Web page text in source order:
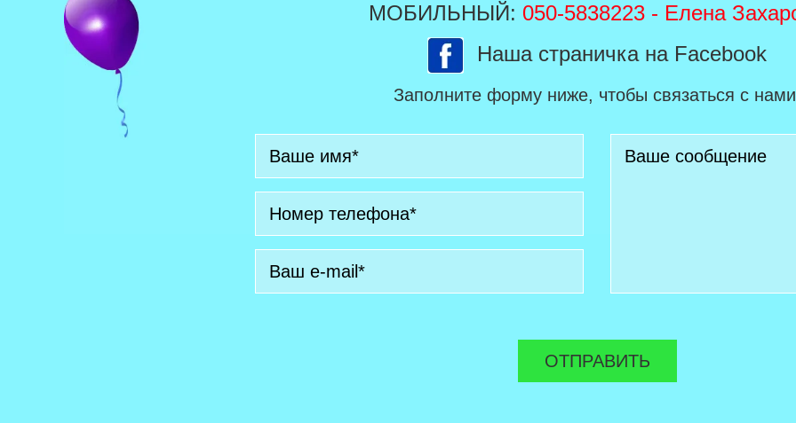
МОБИЛЬНЫЙ: 050-5838223 - Елена
Наша страничка на Facebook
Заполните форму ниже, чтобы связаться с